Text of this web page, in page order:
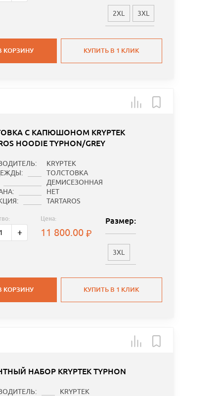
2XL 3XL
КОРЗИНУ КУПИТЬ В 1 КЛИК
С КАПЮШОНОМ KRYPTEK
HOODIE TYPHON/GREY
KRYPTEK
ТОЛСТОВКА
ДЕМИСЕЗОННАЯ
НЕТ
TARTAROS
+
Цена:
11 800.00
Размер:
3XL
КОРЗИНУ КУПИТЬ В 1 КЛИК
НАБОР KRYPTEK TYPHON
KRYPTEK